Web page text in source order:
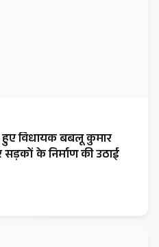
विधायक बबलू कुमार
के निर्माण की उठाई